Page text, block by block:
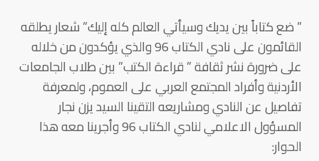
” ضع كتاباً بين يديك وسيأتي العالم كله إليك” شعار يطلقه
القائمون على نادي الكتاب 96 والذي يؤكدون من خلاله
على ضرورة نشر ثقافة ” قراءة الكتب” بين طلاب الجامعات
الأردنية وأفراد المجتمع العربي على العموم، ولمعرفة
تفاصيل عن النادي ومشاريعه التقينا السيد يزن نجار
المسؤول الاعلامي لنادي الكتاب 96 وأجرينا معه هذا
الحوار: